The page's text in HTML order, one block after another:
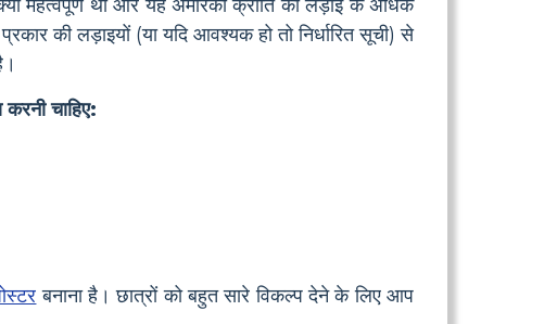
महत्वपूर्ण था और यह अमेरिकी क्रांति की लड़ाई के अधिक
की लड़ाइयों (या यदि आवश्यक हो तो निर्धारित सूची) से
चाहिए:
बनाना है। छात्रों को बहुत सारे विकल्प देने के लिए आप